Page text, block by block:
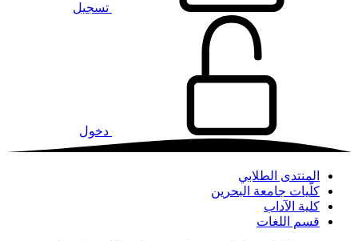
تسجيل
دخول
المنتدى الطلابي
كلّيات جامعة البحرين
كلية الآداب
قسم اللغات